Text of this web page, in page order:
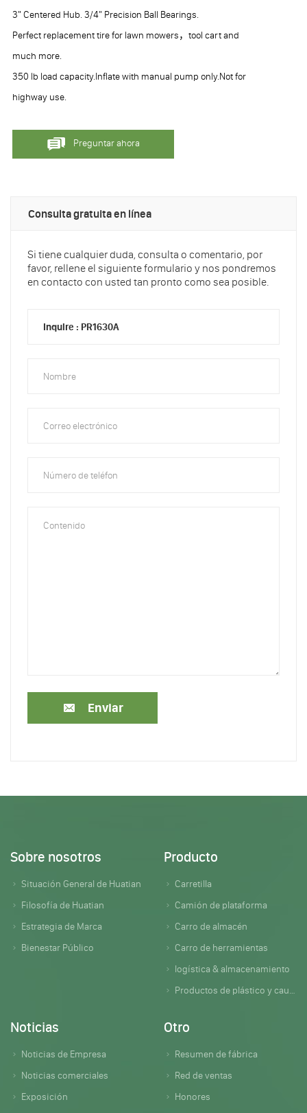
3" Centered Hub. 3/4" Precision Ball Bearings.
Perfect replacement tire for lawn mowers，tool cart and
much more.
350 lb load capacity.Inflate with manual pump only.Not for
highway use.
Preguntar ahora
Consulta gratuita en línea
Si tiene cualquier duda, consulta o comentario, por
favor, rellene el siguiente formulario y nos pondremos
en contacto con usted tan pronto como sea posible.
Enviar
Sobre nosotros
Situación General de Huatian
Filosofía de Huatian
Estrategia de Marca
Bienestar Público
Producto
Carretilla
Camión de plataforma
Carro de almacén
Carro de herramientas
logística & almacenamiento
Productos de plástico y caucho
Noticias
Noticias de Empresa
Noticias comerciales
Exposición
Otro
Resumen de fábrica
Red de ventas
Honores